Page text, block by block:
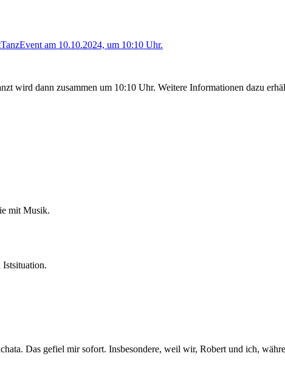
am 10.10.2024, um 10:10 Uhr.
wird dann zusammen um 10:10 Uhr. Weitere Informationen dazu
mit Musik.
Das gefiel mir sofort. Insbesondere, weil wir, Robert und ich,